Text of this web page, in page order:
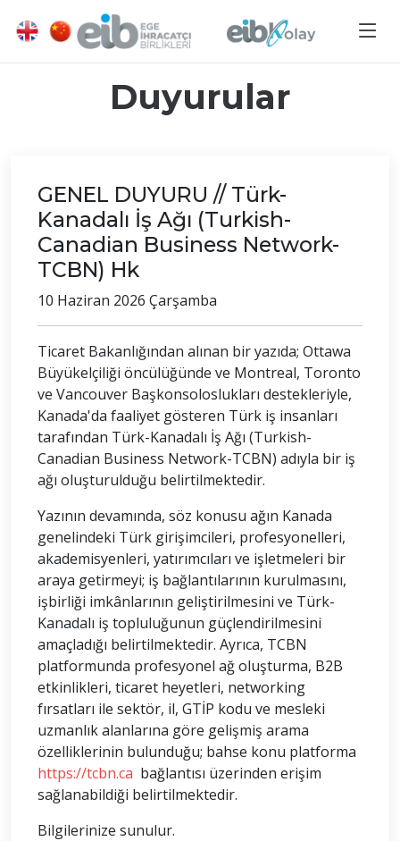
Duyurular
GENEL DUYURU // Türk-
Kanadalı İş Ağı (Turkish-
Canadian Business Network-
TCBN) Hk
10 Haziran 2026 Çarşamba
Ticaret Bakanlığından alınan bir yazıda; Ottawa
Büyükelçiliği öncülüğünde ve Montreal, Toronto
ve Vancouver Başkonsoloslukları destekleriyle,
Kanada'da faaliyet gösteren Türk iş insanları
tarafından Türk-Kanadalı İş Ağı (Turkish-
Canadian Business Network-TCBN) adıyla bir iş
ağı oluşturulduğu belirtilmektedir.
Yazının devamında, söz konusu ağın Kanada
genelindeki Türk girişimcileri, profesyonelleri,
akademisyenleri, yatırımcıları ve işletmeleri bir
araya getirmeyi; iş bağlantılarının kurulmasını,
işbirliği imkânlarının geliştirilmesini ve Türk-
Kanadalı iş topluluğunun güçlendirilmesini
amaçladığı belirtilmektedir. Ayrıca, TCBN
platformunda profesyonel ağ oluşturma, B2B
etkinlikleri, ticaret heyetleri, networking
fırsatları ile sektör, il, GTİP kodu ve mesleki
uzmanlık alanlarına göre gelişmiş arama
özelliklerinin bulunduğu; bahse konu platforma
https://tcbn.ca bağlantısı üzerinden erişim
sağlanabildiği belirtilmektedir.
Bilgilerinize sunulur.